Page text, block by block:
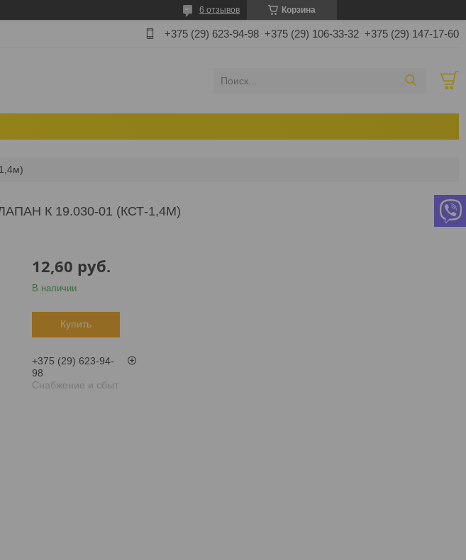
Корзина
6 отзывов
+375 (29) 623-94-98 +375 (29) 106-33-32 +375 (29) 147-17-60
К 19.030-01 (КСТ-1,4М)
12,60 руб.
В наличии
Купить
+375 (29) 623-94-
98
Снабжение и сбыт